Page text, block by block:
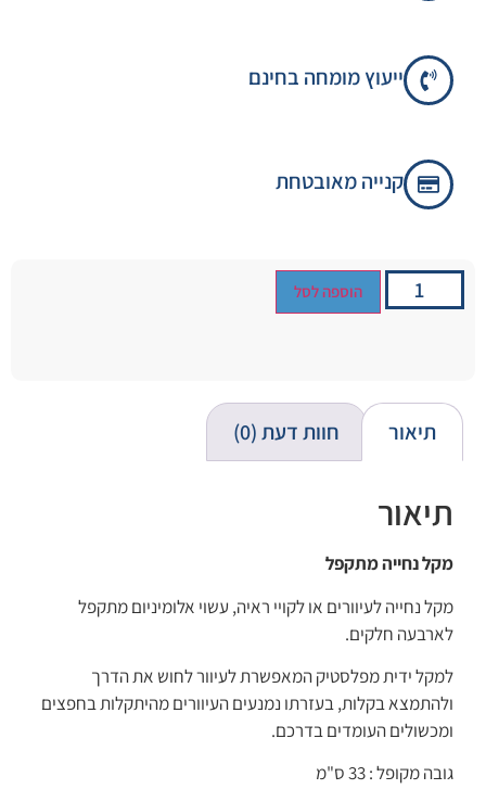
ייעוץ מומחה בחינם
קנייה מאובטחת
הוספה לסל
תיאור חוות דעת (0)
תיאור
מקל נחייה מתקפל
מקל נחייה לעיוורים או לקויי ראיה, עשוי אלומיניום מתקפל
לארבעה חלקים.
למקל ידית מפלסטיק המאפשרת לעיוור לחוש את הדרך
ולהתמצא בקלות, בעזרתו נמנעים העיוורים מהיתקלות בחפצים
ומכשולים העומדים בדרכם.
גובה מקופל : 33 ס"מ